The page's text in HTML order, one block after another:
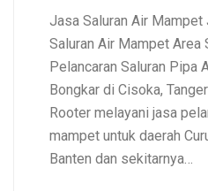
Jasa Saluran Air
Saluran Air Mampet Area
Pelancaran Saluran Pipa
Bongkar di Cisoka,
Rooter melayani jasa
mampet untuk daerah
Banten dan sekitarnya…